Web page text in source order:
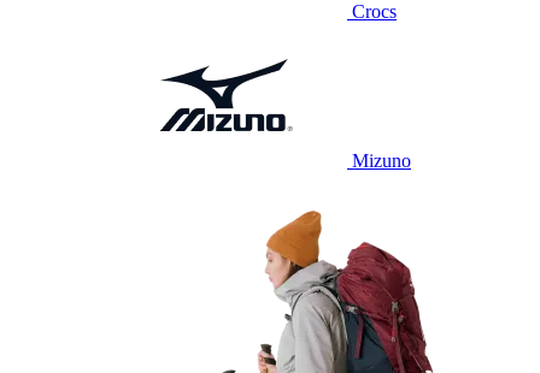
Crocs
Mizuno